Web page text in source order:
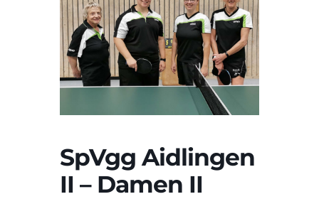
SpVgg Aidlingen
II – Damen II